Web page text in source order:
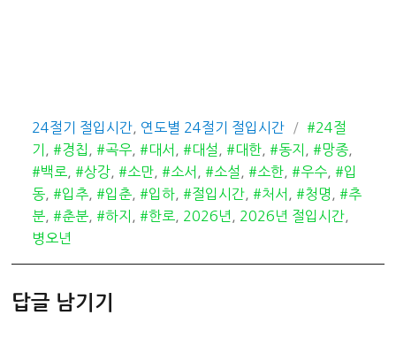
카
테
고
리
24절기 절입시간 연도별 24절기 절입시간
태
그
#24절
기
,#경칩 ,#곡우 ,#대서 ,#대설 ,#대한 ,#동지 ,#망종
#백로
,#상강 ,#소만 ,#소서 ,#소설 ,#소한 ,#우수 ,#입
동 ,#입추 ,#입춘 ,#입하 ,#절입시간 ,#처서 ,#청명 ,#추
분 ,#춘분 ,#하지 ,#한로 2026년 2026년 절입시간
병오년
답글 남기기